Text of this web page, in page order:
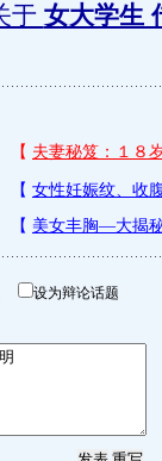
于 女大学生
设为辩论话题